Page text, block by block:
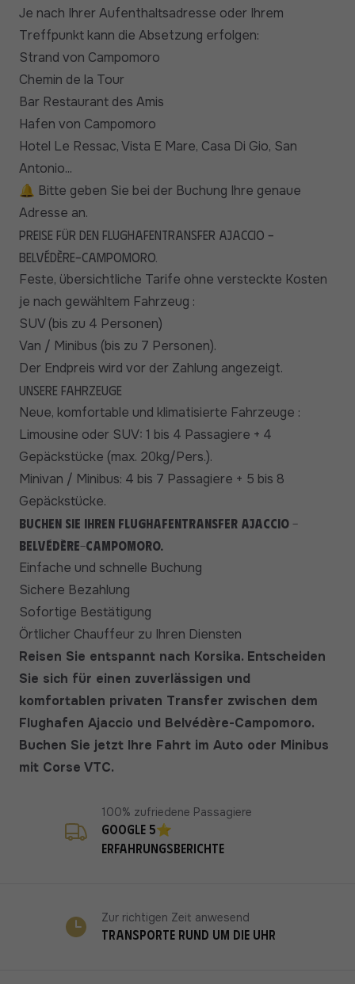
Je nach Ihrer Aufenthaltsadresse oder Ihrem
Treffpunkt kann die Absetzung erfolgen:
Strand von Campomoro
Chemin de la Tour
Bar Restaurant des Amis
Hafen von Campomoro
Hotel Le Ressac, Vista E Mare, Casa Di Gio, San
Antonio...
🔔 Bitte geben Sie bei der Buchung Ihre genaue
Adresse an.
Preise für den Flughafentransfer Ajaccio -
Belvédère-Campomoro.
Feste, übersichtliche Tarife ohne versteckte Kosten
je nach gewähltem Fahrzeug :
SUV (bis zu 4 Personen)
Van / Minibus (bis zu 7 Personen).
Der Endpreis wird vor der Zahlung angezeigt.
Unsere Fahrzeuge
Neue, komfortable und klimatisierte Fahrzeuge :
Limousine oder SUV: 1 bis 4 Passagiere + 4
Gepäckstücke (max. 20kg/Pers.).
Minivan / Minibus: 4 bis 7 Passagiere + 5 bis 8
Gepäckstücke.
Buchen Sie Ihren Flughafentransfer Ajaccio -
Belvédère-Campomoro.
Einfache und schnelle Buchung
Sichere Bezahlung
Sofortige Bestätigung
Örtlicher Chauffeur zu Ihren Diensten
Reisen Sie entspannt nach Korsika. Entscheiden
Sie sich für einen zuverlässigen und
komfortablen privaten Transfer zwischen dem
Flughafen Ajaccio und Belvédère-Campomoro.
Buchen Sie jetzt Ihre Fahrt im Auto oder Minibus
mit Corse VTC.
Google 5⭐
Erfahrungsberichte
100% zufriedene Passagiere
Transporte rund um die Uhr
Zur richtigen Zeit anwesend